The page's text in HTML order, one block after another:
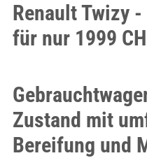
Renault Twizy
für nur 1999
Zustand mit
Bereifung und